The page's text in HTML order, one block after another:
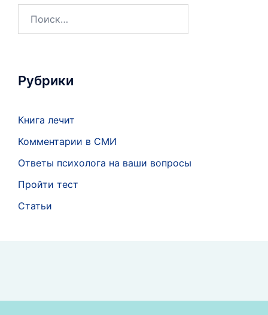
Рубрики
Книга лечит
Комментарии в СМИ
Ответы психолога на ваши вопросы
Пройти тест
Статьи